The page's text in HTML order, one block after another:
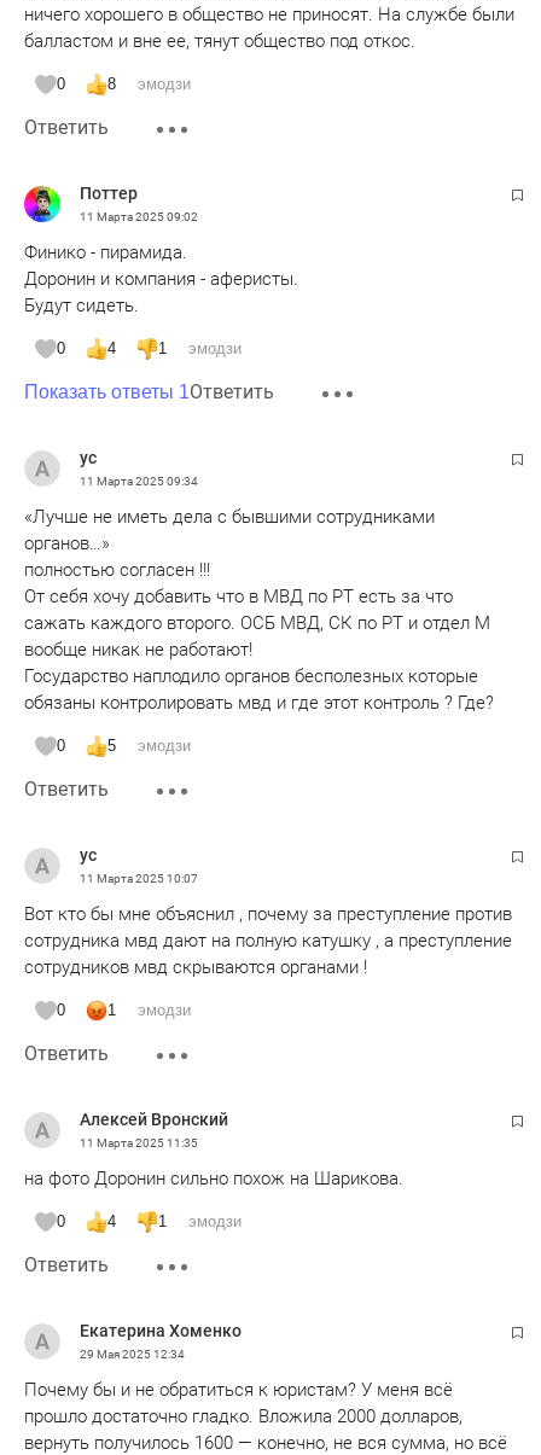
ничего хорошего в общество не приносят. На службе были
балластом и вне ее, тянут общество под откос.
0 8 эмодзи
Ответить
Поттер
11 Марта 202509:02
Финико - пирамида.
Доронин и компания - аферисты.
Будут сидеть.
0 4 1 эмодзи
Показать ответы 1Ответить
ус
11 Марта 202509:34
«Лучше не иметь дела с бывшими сотрудниками
органов…»
полностью согласен !!!
От себя хочу добавить что в МВД по РТ есть за что
сажать каждого второго. ОСБ МВД, СК по РТ и отдел М
вообще никак не работают!
Государство наплодило органов бесполезных которые
обязаны контролировать мвд и где этот контроль ? Где?
0 5 эмодзи
Ответить
ус
11 Марта 202510:07
Вот кто бы мне объяснил , почему за преступление против
сотрудника мвд дают на полную катушку , а преступление
сотрудников мвд скрываются органами !
0 1 эмодзи
Ответить
Алексей Вронский
11 Марта 202511:35
на фото Доронин сильно похож на Шарикова.
0 4 1 эмодзи
Ответить
Екатерина Хоменко
29 Мая 202512:34
Почему бы и не обратиться к юристам? У меня всё
прошло достаточно гладко. Вложила 2000 долларов,
вернуть получилось 1600 — конечно, не вся сумма, но всё